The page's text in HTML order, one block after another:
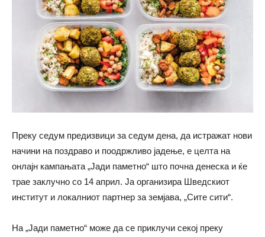
Преку седум предизвици за седум дена, да истражат нови
начини на поздраво и поодржливо јадење, е целта на
онлајн кампањата „Јади паметно“ што почна денеска и ќе
трае заклучно со 14 април. Ја организира Шведскиот
институт и локалниот партнер за земјава, „Сите сити“.
На „Јади паметно“ може да се приклучи секој преку